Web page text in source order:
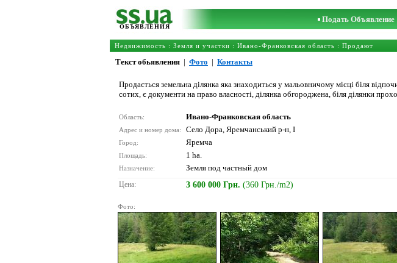
ОБЪЯВЛЕНИЯ
Подать Объявление
Недвижимость : Земля и участки : Ивано-Франковская область : Продают
Текст обьявления | Фото | Контакты
Продається земельна ділянка яка знаходиться у мальовничому місці біля
сотих, є документи на право власності, ділянка обгороджена, біля ділянки
Область: Ивано-Франковская область
Адрес и номер дома: Село Дора, Яремчанський р-н, І
Город: Яремча
Площадь: 1 ha.
Назначение: Земля под частный дом
Цена: 3 600 000 Грн. (360 Грн./m2)
Фото: